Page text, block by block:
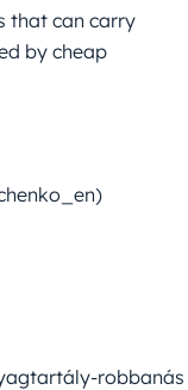
that can carry
by cheap
robbanás